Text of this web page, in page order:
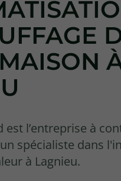
est l’entreprise à
spécialiste dans
à Lagnieu.